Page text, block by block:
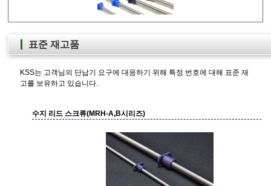
표준 재고품
KSS는 고객님의 단납기 요구에 대응하기 위해 특정 번호에 대해 표준 재
고를 보유하고 있습니다.
수지 리드 스크류(MRH-A,B시리즈)